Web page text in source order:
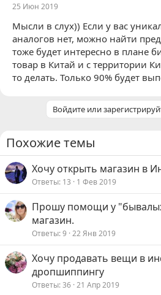
25 Июн 2019
Мысли в слух)) Если у вас
аналогов нет, можно найти
тоже будет интересно в плане
товар в Китай и с территории
то делать. Только 90% будет
Войдите или
Похожие темы
Хочу открыть магазин в
Ответы 13 1 Фев 2019
Прошу помощи у
магазин.
Ответы 9 22 Янв 2019
Хочу продавать вещи в
дропшиппингу
Ответы 36 21 Апр 2019